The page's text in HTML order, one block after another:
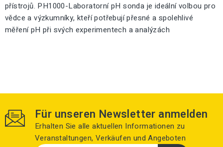
přístrojů. PH1000-Laboratorní pH sonda je ideální volbou pro
vědce a výzkumníky, kteří potřebují přesné a spolehlivé
měření pH při svých experimentech a analýzách
Für unseren Newsletter anmelden
Erhalten Sie alle aktuellen Informationen zu
Veranstaltungen, Verkäufen und Angeboten